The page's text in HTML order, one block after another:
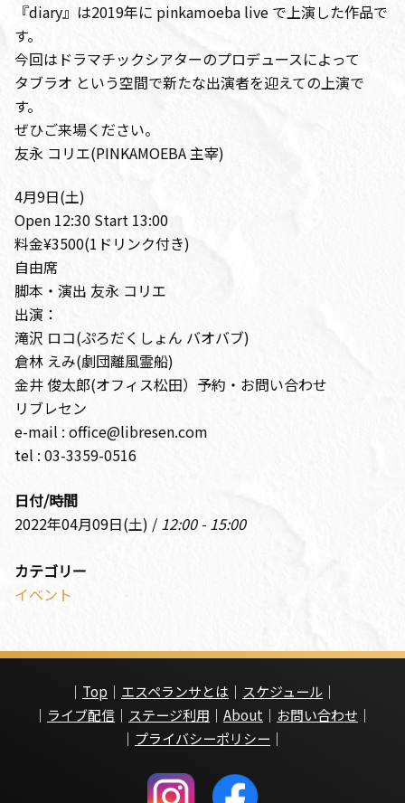
『diary』は2019年に pinkamoeba live で上演した作品で
す。
今回はドラマチックシアターのプロデュースによって
タブラオ という空間で新たな出演者を迎えての上演で
す。
ぜひご来場ください。
友永 コリエ(PINKAMOEBA 主宰)
4月9日(土)
Open 12:30 Start 13:00
料金¥3500(1ドリンク付き)
自由席
脚本・演出 友永 コリエ
出演：
滝沢 ロコ(ぷろだくしょん バオバブ)
倉林 えみ(劇団離風霊船)
金井 俊太郎(オフィス松田）予約・お問い合わせ
リブレセン
e-mail : office@libresen.com
tel : 03-3359-0516
日付/時間
2022年04月09日(土) / 12:00 - 15:00
カテゴリー
イベント
｜ Top ｜ エスペランサとは ｜ スケジュール ｜
｜ ライブ配信 ｜ ステージ利用 ｜ About ｜ お問い合わせ ｜
｜ プライバシーポリシー ｜